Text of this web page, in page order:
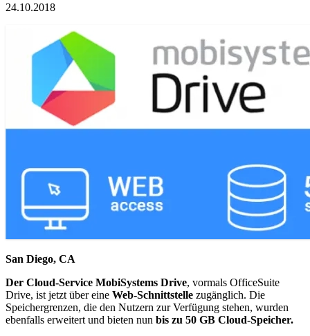
24.10.2018
San Diego, CA
Der Cloud-Service MobiSystems Drive, vormals OfficeSuite
Drive, ist jetzt über eine Web-Schnittstelle zugänglich. Die
Speichergrenzen, die den Nutzern zur Verfügung stehen, wurden
ebenfalls erweitert und bieten nun bis zu 50 GB Cloud-Speicher.